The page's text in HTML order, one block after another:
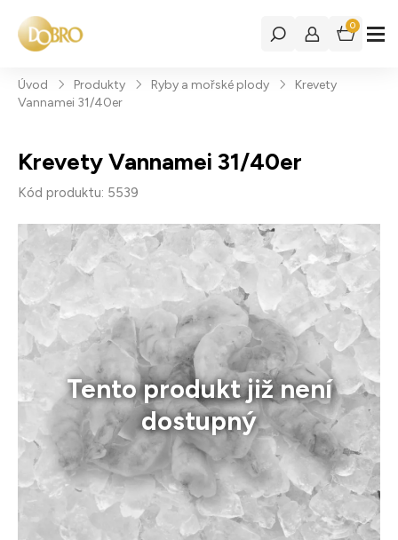
0
Úvod Produkty Ryby a mořské plody
Krevety
Vannamei 31/40er
Krevety Vannamei 31/40er
Kód produktu: 5539
Tento produkt již není
dostupný